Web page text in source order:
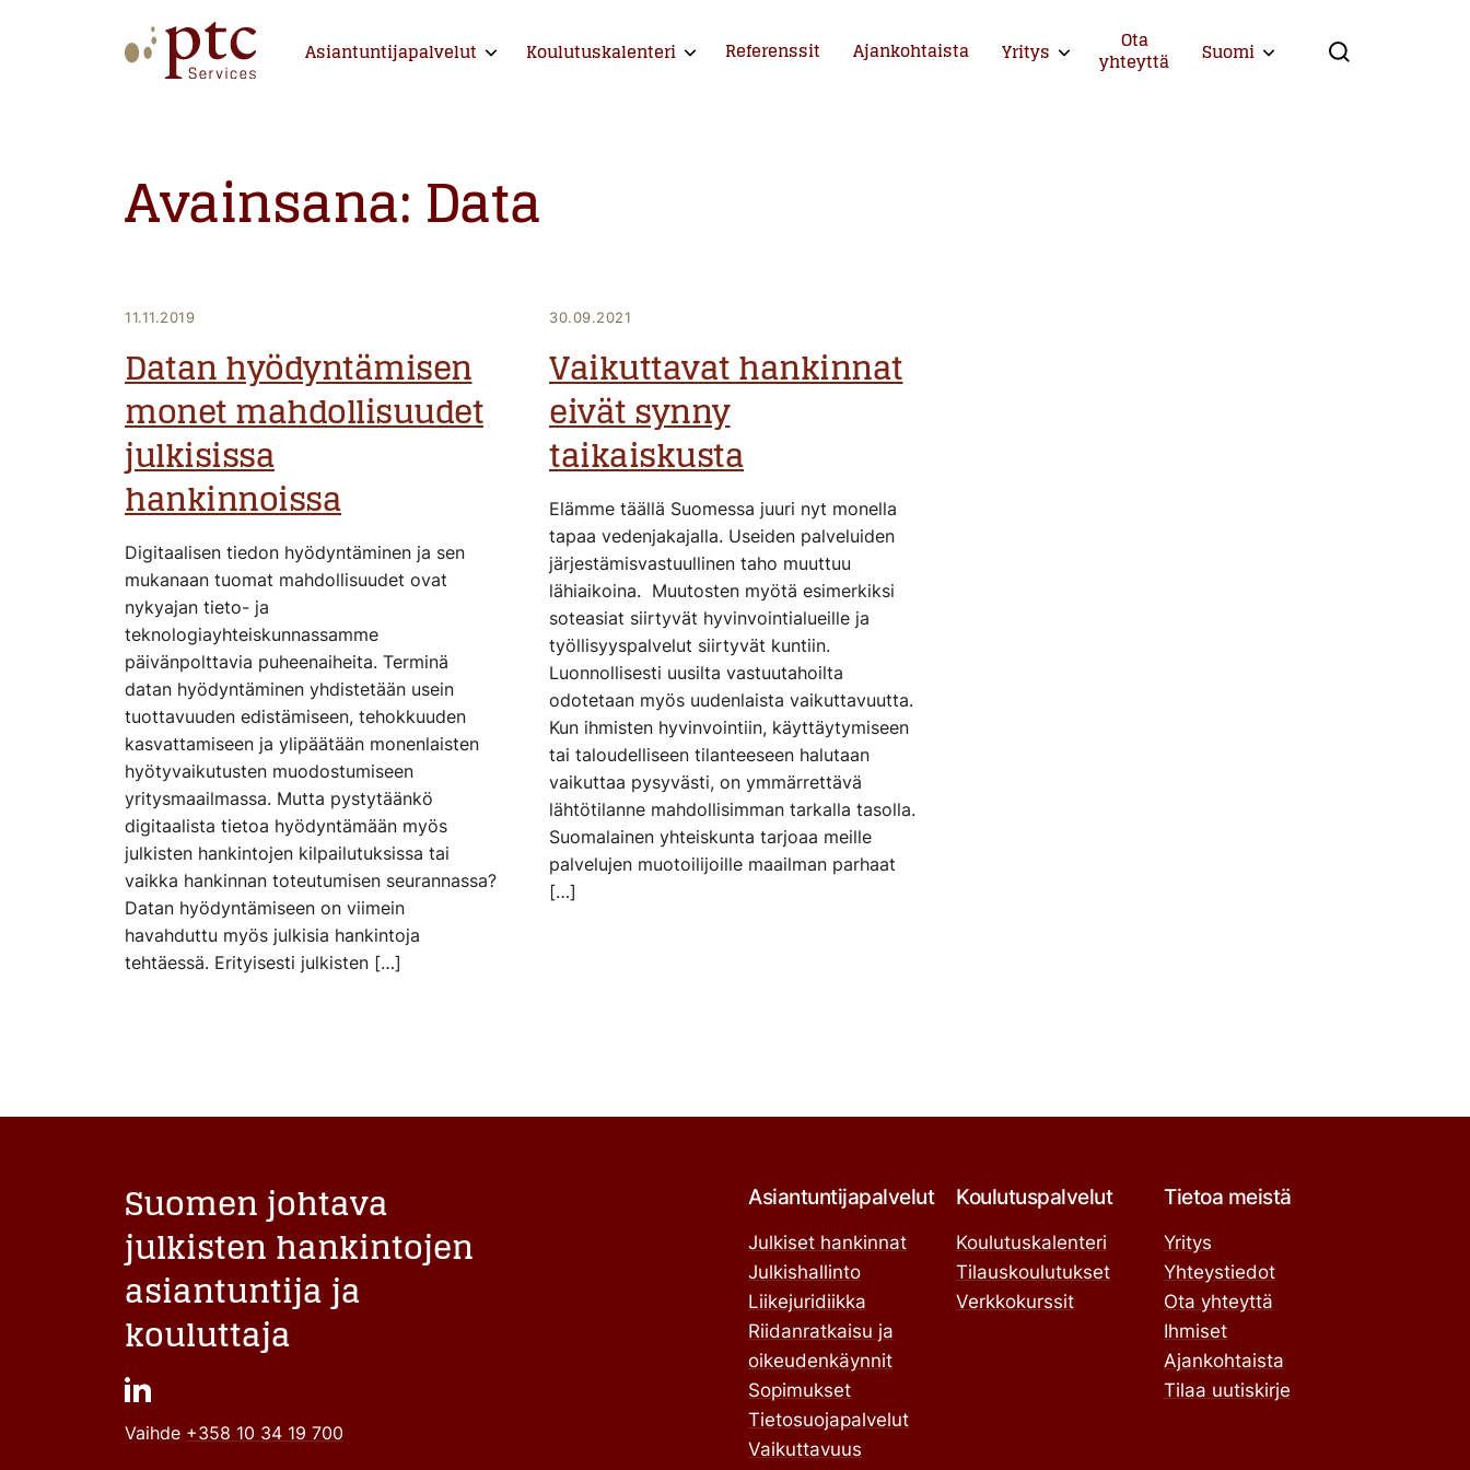
Asiantuntijapalvelut Expand child menu
Koulutuskalenteri Expand child menu
Referenssit Ajankohtaista Yritys Expand child menu
Ota
yhteyttä Suomi Expand child menu
Avainsana:Data
11.11.2019
Datan hyödyntämisen
monet mahdollisuudet
julkisissa
hankinnoissa
Digitaalisen tiedon hyödyntäminen ja sen
mukanaan tuomat mahdollisuudet ovat
nykyajan tieto- ja
teknologiayhteiskunnassamme
päivänpolttavia puheenaiheita. Terminä
datan hyödyntäminen yhdistetään usein
tuottavuuden edistämiseen, tehokkuuden
kasvattamiseen ja ylipäätään monenlaisten
hyötyvaikutusten muodostumiseen
yritysmaailmassa. Mutta pystytäänkö
digitaalista tietoa hyödyntämään myös
julkisten hankintojen kilpailutuksissa tai
vaikka hankinnan toteutumisen seurannassa?
Datan hyödyntämiseen on viimein
havahduttu myös julkisia hankintoja
tehtäessä. Erityisesti julkisten […]
30.09.2021
Vaikuttavat hankinnat
eivät synny
taikaiskusta
Elämme täällä Suomessa juuri nyt monella
tapaa vedenjakajalla. Useiden palveluiden
järjestämisvastuullinen taho muuttuu
lähiaikoina. Muutosten myötä esimerkiksi
soteasiat siirtyvät hyvinvointialueille ja
työllisyyspalvelut siirtyvät kuntiin.
Luonnollisesti uusilta vastuutahoilta
odotetaan myös uudenlaista vaikuttavuutta.
Kun ihmisten hyvinvointiin, käyttäytymiseen
tai taloudelliseen tilanteeseen halutaan
vaikuttaa pysyvästi, on ymmärrettävä
lähtötilanne mahdollisimman tarkalla tasolla.
Suomalainen yhteiskunta tarjoaa meille
palvelujen muotoilijoille maailman parhaat
[…]
Suomen johtava
julkisten hankintojen
asiantuntija ja
kouluttaja
Vaihde +358 10 34 19 700
Asiantuntijapalvelut
Julkiset hankinnat
Julkishallinto
Liikejuridiikka
Riidanratkaisu ja
oikeudenkäynnit
Sopimukset
Tietosuojapalvelut
Vaikuttavuus
Koulutuspalvelut
Koulutuskalenteri
Tilauskoulutukset
Verkkokurssit
Tietoa meistä
Yritys
Yhteystiedot
Ota yhteyttä
Ihmiset
Ajankohtaista
Tilaa uutiskirje